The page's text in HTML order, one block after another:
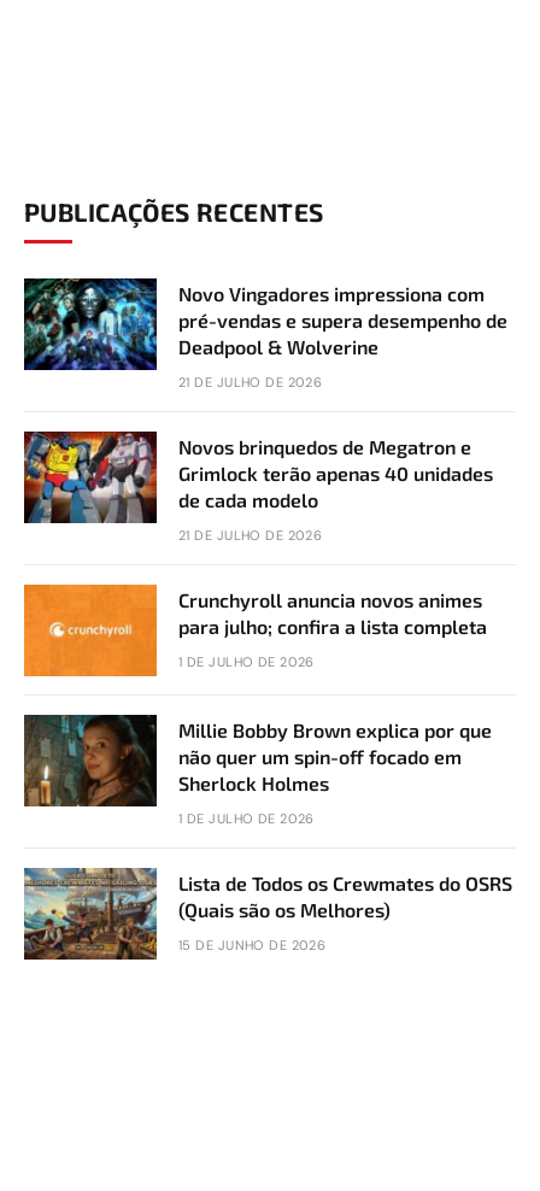
PUBLICAÇÕES RECENTES
Novo Vingadores impressiona com
pré-vendas e supera desempenho de
Deadpool & Wolverine
21 DE JULHO DE 2026
Novos brinquedos de Megatron e
Grimlock terão apenas 40 unidades
de cada modelo
21 DE JULHO DE 2026
Crunchyroll anuncia novos animes
para julho; confira a lista completa
1 DE JULHO DE 2026
Millie Bobby Brown explica por que
não quer um spin-off focado em
Sherlock Holmes
1 DE JULHO DE 2026
Lista de Todos os Crewmates do OSRS
(Quais são os Melhores)
15 DE JUNHO DE 2026